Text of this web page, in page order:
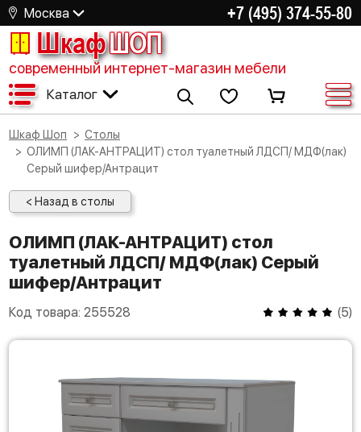
Москва +7 (495) 374-55-80
ШкафШОП
современный интернет-магазин мебели
Каталог
Шкаф Шоп
Столы
ОЛИМП (ЛАК-АНТРАЦИТ) стол туалетный ЛДСП/ МДФ(лак)
Серый шифер/Антрацит
< Назад в столы
ОЛИМП (ЛАК-АНТРАЦИТ) стол
туалетный ЛДСП/ МДФ(лак) Серый
шифер/Антрацит
Код товара: 255528 (5)